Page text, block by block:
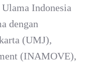
Indonesia
dengan
(UMJ),
(INAMOVE),